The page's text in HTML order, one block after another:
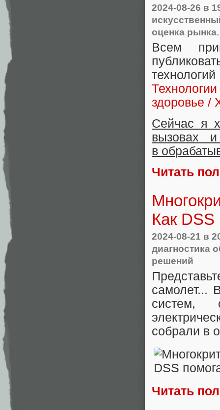
2024-08-26 в
оценка рынка
Всем
здоровье /
Сейчас я
вызовах
в
Читать
Как DSS
2024-08-21 в
диагностика
решений
самолет...
систем,
собрали в
Читать